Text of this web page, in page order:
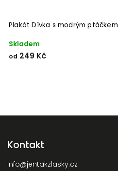
Plakát Dívka s modrým ptáčkem
Skladem
od 249 Kč
Kontakt
info@jentakzlasky.cz